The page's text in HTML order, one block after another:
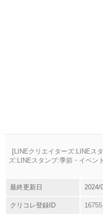
[LINEクリエイターズ:LINEス
ズ:LINEスタンプ:季節・イベント
最終更新日 2024/
クリコレ登録ID 16755